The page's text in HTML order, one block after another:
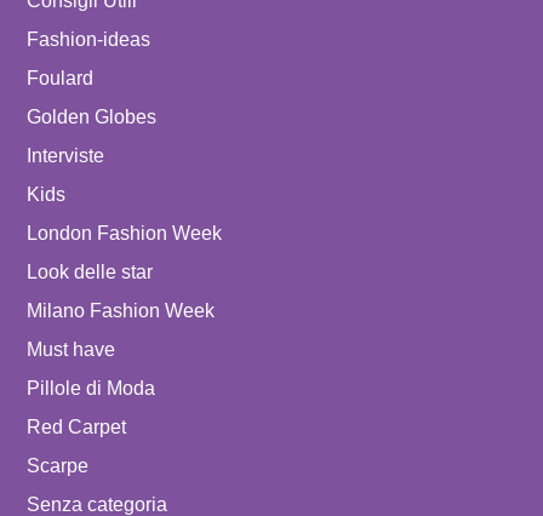
Fashion-ideas
Foulard
Golden Globes
Interviste
Kids
London Fashion Week
Look delle star
Milano Fashion Week
Must have
Pillole di Moda
Red Carpet
Scarpe
Senza categoria